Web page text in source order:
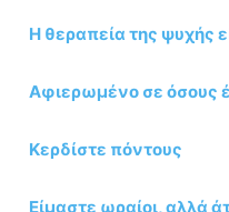
Η θεραπεία της ψυχής
Αφιερωμένο σε όσους
Κερδίστε πόντους
Είμαστε ωραίοι, αλλά